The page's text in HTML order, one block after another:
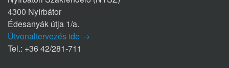
4300 Nyírbátor
Édesanyák útja 1/a.
Útvonaltervezés ide →
Tel.: +36 42/281-711